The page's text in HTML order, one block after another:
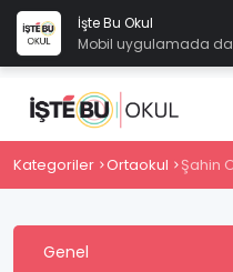
İşte Bu Okul
Mobil uygulamada
Kategoriler Ortaokul Şahin
Genel